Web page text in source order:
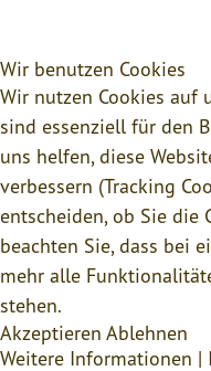
Wir benutzen Cookies
Wir nutzen Cookies auf
sind essenziell für den
uns helfen, diese
verbessern (Tracking
entscheiden, ob Sie die
beachten Sie, dass bei
mehr alle
stehen.
Akzeptieren Ablehnen
Weitere Informationen |